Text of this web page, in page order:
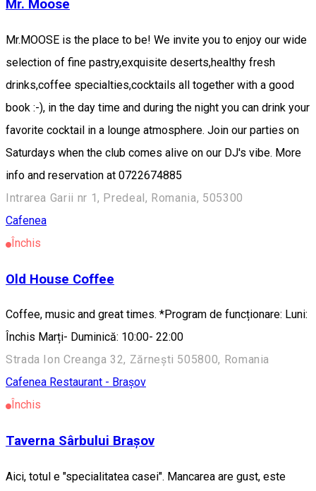
Mr. Moose
Mr.MOOSE is the place to be! We invite you to enjoy our wide
selection of fine pastry,exquisite deserts,healthy fresh
drinks,coffee specialties,cocktails all together with a good
book :-), in the day time and during the night you can drink your
favorite cocktail in a lounge atmosphere. Join our parties on
Saturdays when the club comes alive on our DJ's vibe. More
info and reservation at 0722674885
Intrarea Garii nr 1, Predeal, Romania, 505300
Cafenea
Închis
Old House Coffee
Coffee, music and great times. *Program de funcționare: Luni:
Închis Marți- Duminică: 10:00- 22:00
Strada Ion Creanga 32, Zărnești 505800, Romania
Cafenea Restaurant - Brașov
Închis
Taverna Sârbului Brașov
Aici, totul e "specialitatea casei". Mancarea are gust, este